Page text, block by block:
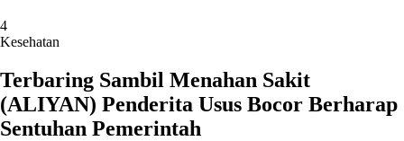
4
Kesehatan
Terbaring Sambil Menahan Sakit
(ALIYAN) Penderita Usus Bocor Berharap
Sentuhan Pemerintah